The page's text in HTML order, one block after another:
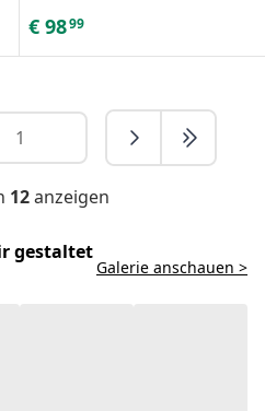
€ 9899
12anzeigen
gestaltet
Galerie anschauen >